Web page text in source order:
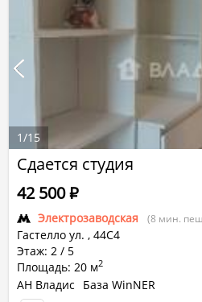
Сдается студия
Электрозаводская (8 мин.
Гастелло ул. , 44С4
Этаж: 2 / 5
Площадь: 20 м2
42 500Р
АН Владис
База WinNER
1/15